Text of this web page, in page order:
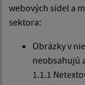
webových sídel a
sektora:
Obrázky v
neobsahujú
1.1.1